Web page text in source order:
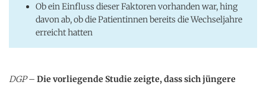
Ob ein Einfluss dieser Faktoren vorhanden war, hing
davon ab, ob die Patientinnen bereits die Wechseljahre
erreicht hatten
DGP– Die vorliegende Studie zeigte, dass sich jüngere